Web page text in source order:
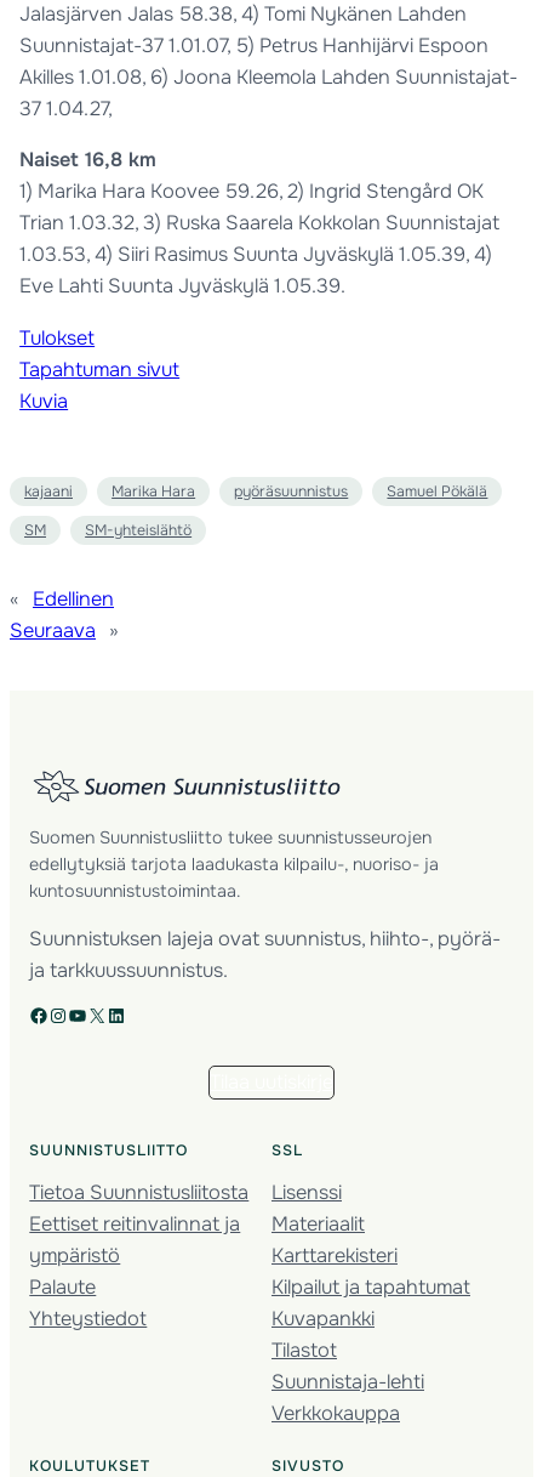
Jalasjärven Jalas 58.38, 4) Tomi Nykänen Lahden
Suunnistajat-37 1.01.07, 5) Petrus Hanhijärvi Espoon
Akilles 1.01.08, 6) Joona Kleemola Lahden Suunnistajat-
37 1.04.27,
Naiset 16,8 km
1) Marika Hara Koovee 59.26, 2) Ingrid Stengård OK
Trian 1.03.32, 3) Ruska Saarela Kokkolan Suunnistajat
1.03.53, 4) Siiri Rasimus Suunta Jyväskylä 1.05.39, 4)
Eve Lahti Suunta Jyväskylä 1.05.39.
Tulokset
Tapahtuman sivut
Kuvia
kajaani Marika Hara pyöräsuunnistus Samuel Pökälä
SM SM-yhteislähtö
«
Edellinen
Seuraava
»
Suomen Suunnistusliitto tukee suunnistusseurojen
edellytyksiä tarjota laadukasta kilpailu-, nuoriso- ja
kuntosuunnistustoimintaa.
Suunnistuksen lajeja ovat suunnistus, hiihto-, pyörä-
ja tarkkuussuunnistus.
Facebook Instagram YouTube X LinkedIn
SUUNNISTUSLIITTO
Tietoa Suunnistusliitosta
Eettiset reitinvalinnat ja
ympäristö
Palaute
Yhteystiedot
SSL
Lisenssi
Materiaalit
Karttarekisteri
Kilpailut ja tapahtumat
Kuvapankki
Tilastot
Suunnistaja-lehti
Verkkokauppa
KOULUTUKSET SIVUSTO